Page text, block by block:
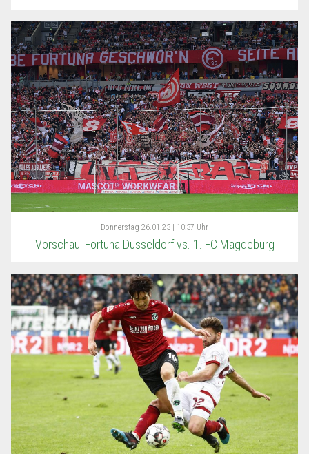
Donnerstag 26.01.23 | 10:37 Uhr
Vorschau: Fortuna Düsseldorf vs. 1. FC Magdeburg